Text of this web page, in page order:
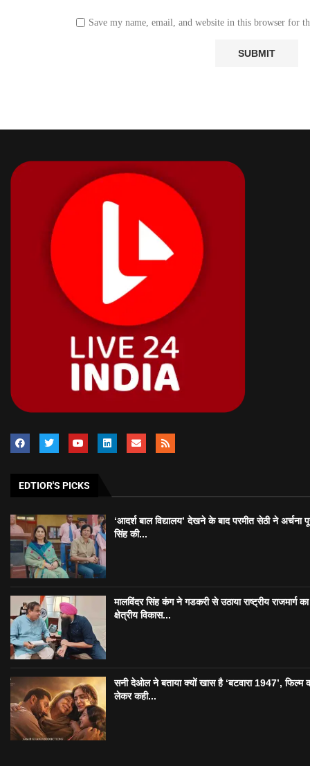
Save my name, email, and website in this browser for
EDTIOR'S PICKS
‘आदर्श बाल विद्यालय’ देखने के बाद परमीत सेठी ने अर्चना
सिंह की...
मालविंदर सिंह कंग ने गडकरी से उठाया राष्ट्रीय राजमार्ग का
क्षेत्रीय विकास...
सनी देओल ने बताया क्यों खास है ‘बटवारा 1947’, फिल्म
लेकर कही...